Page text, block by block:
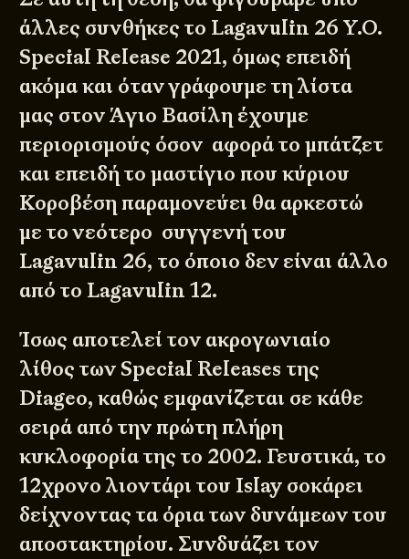
άλλες συνθήκες το Lagavulin 26 Y.O.
Special Release 2021, όμως επειδή
ακόμα και όταν γράφουμε τη λίστα
μας στον Άγιο Βασίλη έχουμε
περιορισμούς όσον αφορά το μπάτζετ
και επειδή το μαστίγιο που κύριου
Κοροβέση παραμονεύει θα αρκεστώ
με το νεότερο συγγενή του
Lagavulin 26, το όποιο δεν είναι άλλο
από το Lagavulin 12.
Ίσως αποτελεί τον ακρογωνιαίο
λίθος των Special Releases της
Diageo, καθώς εμφανίζεται σε κάθε
σειρά από την πρώτη πλήρη
κυκλοφορία της το 2002. Γευστικά, το
12χρονο λιοντάρι του Islay σοκάρει
δείχνοντας τα όρια των δυνάμεων του
αποστακτηρίου. Συνδυάζει τον